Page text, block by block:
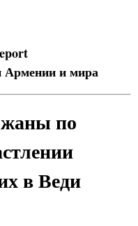
и мира
по
в Веди